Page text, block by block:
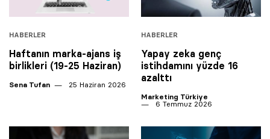
HABERLER
Haftanın marka-ajans iş
birlikleri (19-25 Haziran)
Sena Tufan 25 Haziran 2026
HABERLER
Yapay zeka genç
istihdamını yüzde 16
azalttı
Marketing Türkiye
6 Temmuz 2026